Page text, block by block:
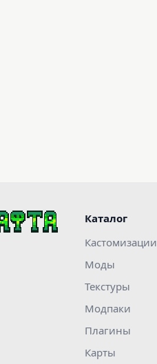
Каталог
Кастомизации
Моды
Текстуры
Модпаки
Плагины
Карты